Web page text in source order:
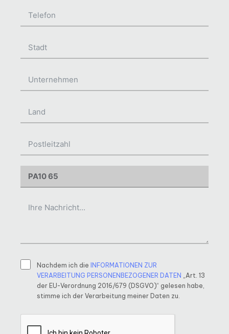
Nachdem ich die INFORMATIONEN ZUR
VERARBEITUNG PERSONENBEZOGENER DATEN „Art. 13
der EU-Verordnung 2016/679 (DSGVO)“ gelesen habe,
stimme ich der Verarbeitung meiner Daten zu.